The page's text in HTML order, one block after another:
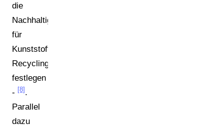
die
Nachhaltigkeitskriterien
für
Kunststoff-
Recyclingtechnologien
festlegen
- [8] .
Parallel
dazu